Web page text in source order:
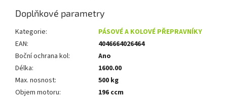
Doplňkové parametry
Kategorie:
PÁSOVÉ A KOLOVÉ PŘEPRAVNÍKY
EAN:
4046664026464
Boční ochrana kol:
Ano
Délka:
1600.00
Max. nosnost:
500 kg
Objem motoru:
196 ccm